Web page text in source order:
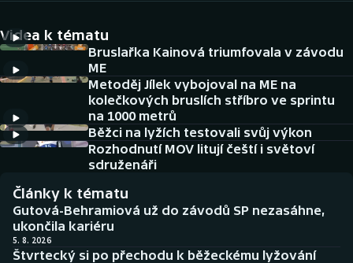
DALŠÍ SPORTY
Americký fotbal
Baseball a softbal
Biatlon
Boby a skeleton
NEPŘEHLÉDNĚTE
Soutěže
Historické návraty
Aplikace ČT sport
AZ kvíz
Videa k tématu
Bruslařka Kainová triumfovala v závodu
ME
Metoděj Jílek vybojoval na ME na
kolečkových bruslích stříbro ve sprintu
na 1000 metrů
Běžci na lyžích testovali svůj výkon
Rozhodnutí MOV litují čeští i světoví
sdruženáři
Články k tématu
Gutová-Behramiová už do závodů SP nezasáhne,
ukončila kariéru
5. 8. 2026
Štvrtecký si po přechodu k běžeckému lyžování